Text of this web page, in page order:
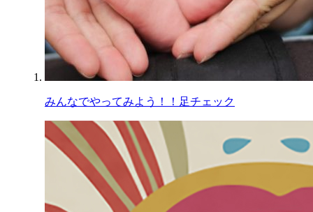
みんなでやってみよう！！足チェック